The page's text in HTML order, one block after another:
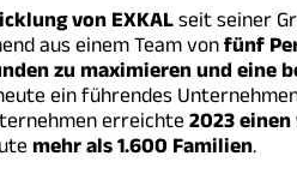
von EXKALseit seiner
aus einem Team vonfünf
zu maximieren und eine
ein führendes
erreichte2023
mehr als 1.600 Familien.